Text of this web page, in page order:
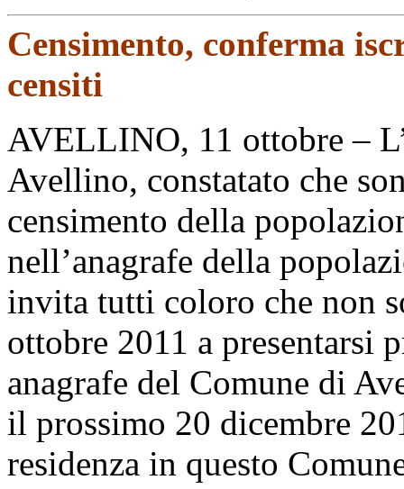
Censimento, conferma
censiti
AVELLINO, 11 ottobre –
Avellino, constatato che
censimento della
nell’anagrafe della
invita tutti coloro che non
ottobre 2011 a presentarsi
anagrafe del Comune di
il prossimo 20 dicembre
residenza in questo